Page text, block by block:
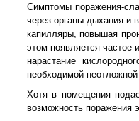
Симптомы поражения-
через органы дыхания и
капилляры, повышая
этом появляется
нарастание
необходимой
Хотя в помещения
возможность поражения